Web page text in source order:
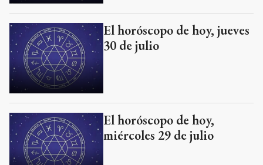
El horóscopo de hoy, jueves
30 de julio
El horóscopo de hoy,
miércoles 29 de julio